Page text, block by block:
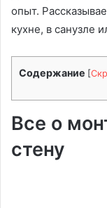
опыт.
кухне, в санузле
Содержание [
Все о
стену